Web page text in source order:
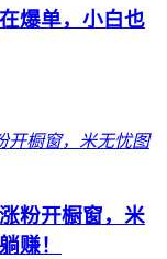
爆单，小白也
粉开橱窗，米
赚！